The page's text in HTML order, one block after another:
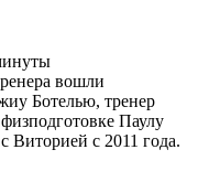
вошли
Ботелью, тренер
Паулу
Виторией с 2011 года.